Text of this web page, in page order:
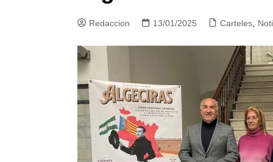
Redaccion 13/01/2025 Carteles,